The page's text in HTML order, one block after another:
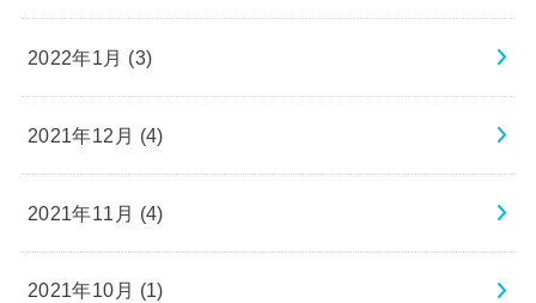
2022年1月 (3)
2021年12月 (4)
2021年11月 (4)
2021年10月 (1)